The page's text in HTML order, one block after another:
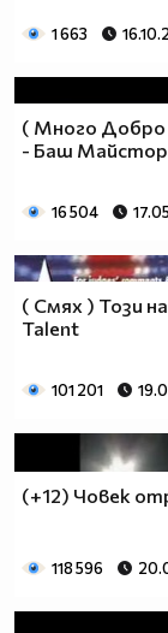
1 663
( Много Добро
- Баш
16 504
( Смях ) Този
Talent
101 201
(+12) Човек
118 596